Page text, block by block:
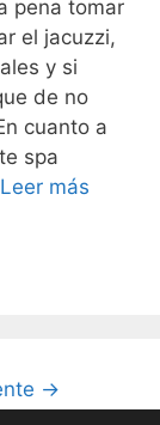
pena tomar
el jacuzzi,
y si
de no
cuanto a
spa
Leer más
→